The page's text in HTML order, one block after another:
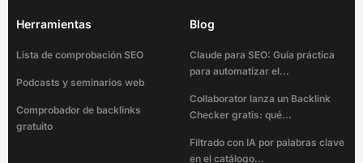
Herramientas
Lista de comprobación SEO
Podcasts y seminarios web
Comprobador de backlinks
gratuito
Blog
Claude para SEO: Guía práctica
para automatizar el...
Collaborator lanza un Backlink
Checker gratis: qué...
Filtrado con IA por palabras clave
en el catálogo...